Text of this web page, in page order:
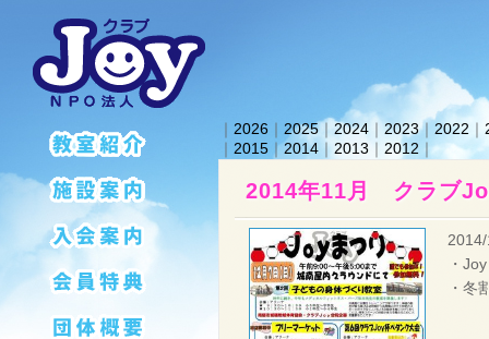
｜ 2026 ｜ 2025 ｜ 2024 ｜ 2023｜ 2022 ｜
｜ 2015 ｜2014 ｜ 2013 ｜ 2012 ｜
2014年11月 クラブ
・
・冬